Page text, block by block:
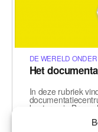
DE WERELD
Het
In deze rubriek
kantoren in